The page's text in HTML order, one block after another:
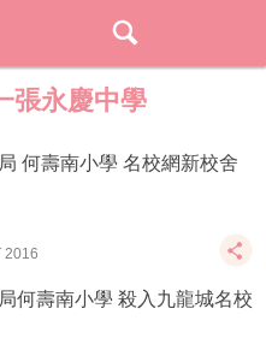
張永慶中學
何壽南小學 名校網新校舍
2016
南小學 殺入九龍城名校